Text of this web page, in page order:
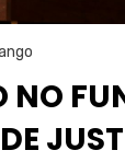
NO